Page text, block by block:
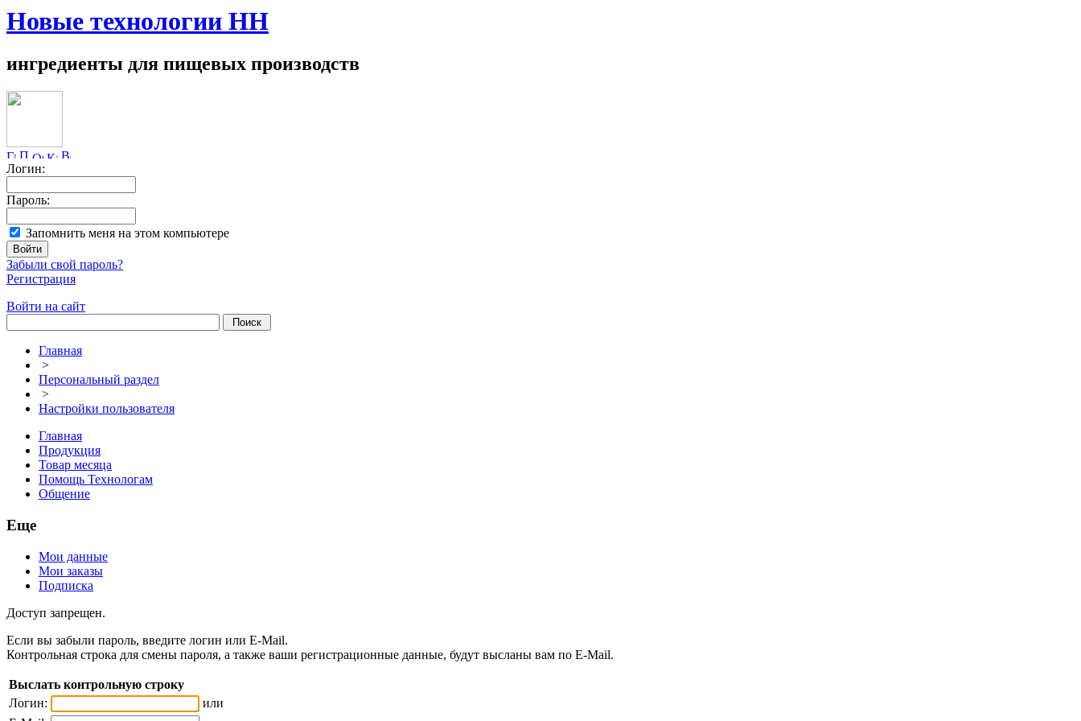
Новые технологии НН
ингредиенты для пищевых производств
Логин:
Пароль:
Запомнить меня на этом компьютере
Забыли свой пароль?
Регистрация
Войти на сайт
Главная
>
Персональный раздел
>
Настройки пользователя
Главная
Продукция
Товар месяца
Помощь Технологам
Общение
Еще
Мои данные
Мои заказы
Подписка
Доступ запрещен.
Если вы забыли пароль, введите логин или E-Mail.
Контрольная строка для смены пароля, а также ваши регистрационные данные, будут высланы вам по E-Mail.
Выслать контрольную строку
Логин:
или